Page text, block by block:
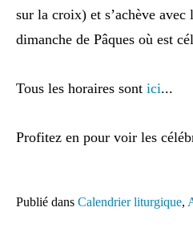
sur la croix) et s’achève
dimanche de Pâques où est
Tous les horaires sont ici...
Profitez en pour voir les
Publié dans Calendrier liturgique,